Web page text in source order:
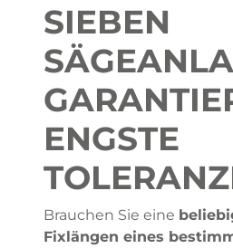
SIEBEN
ENGSTE
Brauchen Sie eine
Fixlängen eines